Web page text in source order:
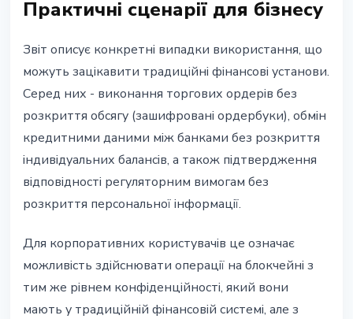
Практичні сценарії для бізнесу
Звіт описує конкретні випадки використання, що
можуть зацікавити традиційні фінансові установи.
Серед них - виконання торгових ордерів без
розкриття обсягу (зашифровані ордербуки), обмін
кредитними даними між банками без розкриття
індивідуальних балансів, а також підтвердження
відповідності регуляторним вимогам без
розкриття персональної інформації.
Для корпоративних користувачів це означає
можливість здійснювати операції на блокчейні з
тим же рівнем конфіденційності, який вони
мають у традиційній фінансовій системі, але з